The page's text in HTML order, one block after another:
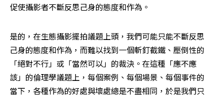
促使攝影者不斷反思己身的態度和作為。
是的，在生態攝影擺拍議題上頭，我們可能只能不斷反思
己身的態度和作為，而難以找到一個斬釘截鐵、壓倒性的
「絕對不行」或「當然可以」的裁決。在這種「應不應
該」的倫理學議題上，每個案例、每個場景、每個事件的
當下，各種作為的好處與壞處總是不盡相同，於是我們只